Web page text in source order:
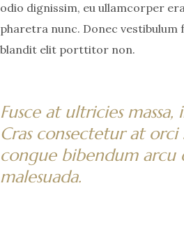
odio dignissim, eu ullamcorper
pharetra nunc. Donec vestibulum
blandit elit porttitor non.
Fusce at ultricies massa,
Cras consectetur at orci
congue bibendum arcu
malesuada.